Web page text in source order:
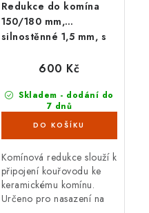
Redukce do komína
150/180 mm,
silnostěnné 1,5 mm, s
Skladem - dodání do
7 dnů
(>100 ks)
600 Kč
Komínová redukce slouží k
připojení kouřovodu ke
keramickému komínu.
Určeno pro nasazení na